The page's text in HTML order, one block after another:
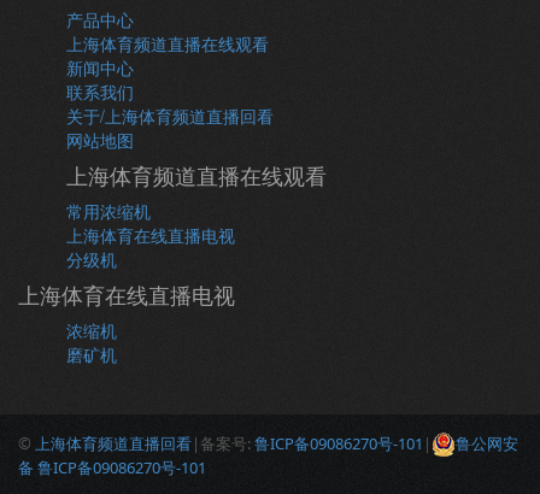
产品中心
上海体育频道直播在线观看
新闻中心
联系我们
关于/上海体育频道直播回看
网站地图
上海体育频道直播在线观看
常用浓缩机
上海体育在线直播电视
分级机
上海体育在线直播电视
浓缩机
磨矿机
© 上海体育频道直播回看|备案号:鲁ICP备09086270号-101 |
鲁公网安
备 鲁ICP备09086270号-101